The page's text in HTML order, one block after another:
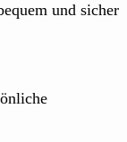
und sicher